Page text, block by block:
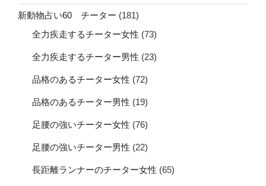
新動物占い60 チーター (181)
全力疾走するチーター女性 (73)
全力疾走するチーター男性 (23)
品格のあるチーター女性 (72)
品格のあるチーター男性 (19)
足腰の強いチーター女性 (76)
足腰の強いチーター男性 (22)
長距離ランナーのチーター女性 (65)